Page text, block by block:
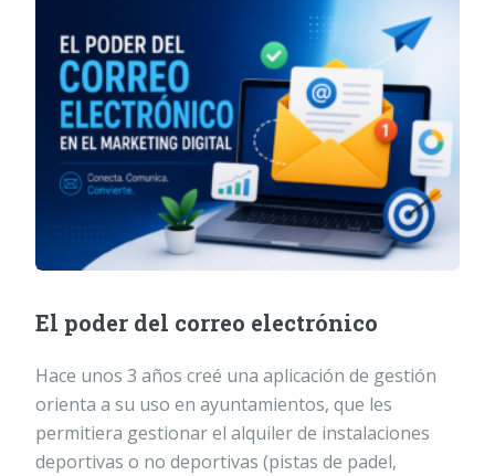
El poder del correo electrónico
Hace unos 3 años creé una aplicación de gestión
orienta a su uso en ayuntamientos, que les
permitiera gestionar el alquiler de instalaciones
deportivas o no deportivas (pistas de padel,